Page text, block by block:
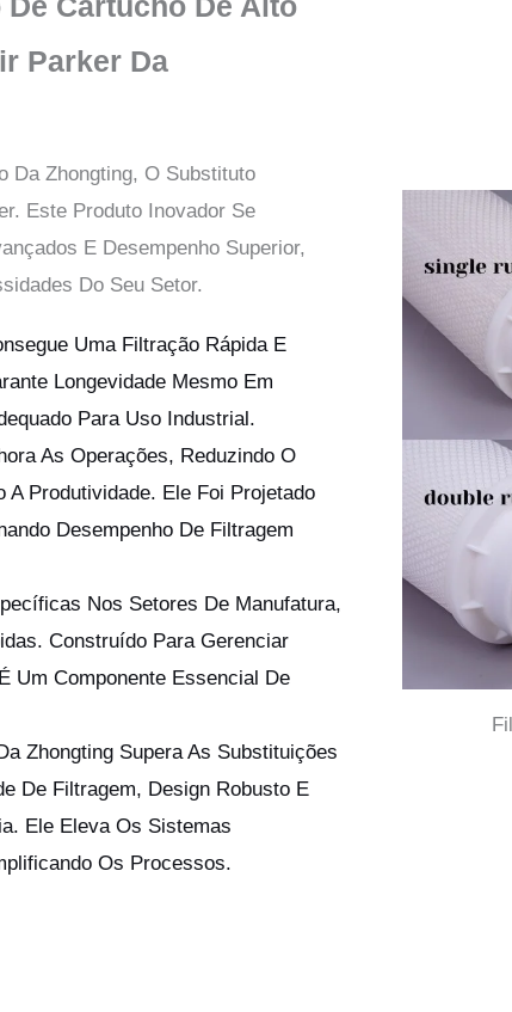
Parker Da
Da Zhongting, O Substituto
Este Produto Inovador Se
E Desempenho Superior,
Do Seu Setor.
Uma Filtração Rápida E
Longevidade Mesmo Em
Para Uso Industrial.
As Operações, Reduzindo O
A Produtividade. Ele Foi Projetado
Desempenho De Filtragem
Nos Setores De Manufatura,
Construído Para Gerenciar
Um Componente Essencial De
Zhongting Supera As Substituições
De Filtragem, Design Robusto E
Ele Eleva Os Sistemas
Os Processos.